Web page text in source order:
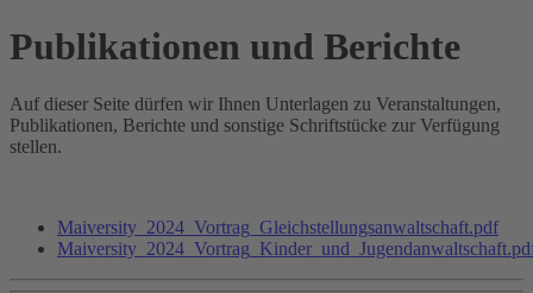
Publikationen und Berichte
Auf dieser Seite dürfen wir Ihnen Unterlagen zu Veranstaltungen,
Publikationen, Berichte und sonstige Schriftstücke zur Verfügung
stellen.
Maiversity_2024_Vortrag_Gleichstellungsanwaltschaft.pdf